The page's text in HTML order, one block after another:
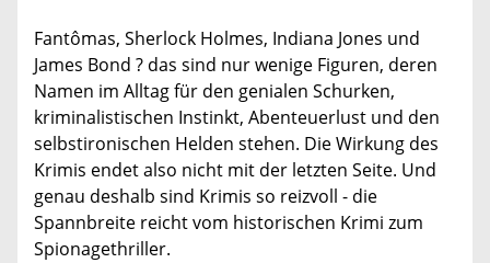
Fantômas, Sherlock Holmes, Indiana Jones und
James Bond ? das sind nur wenige Figuren, deren
Namen im Alltag für den genialen Schurken,
kriminalistischen Instinkt, Abenteuerlust und den
selbstironischen Helden stehen. Die Wirkung des
Krimis endet also nicht mit der letzten Seite. Und
genau deshalb sind Krimis so reizvoll - die
Spannbreite reicht vom historischen Krimi zum
Spionagethriller.